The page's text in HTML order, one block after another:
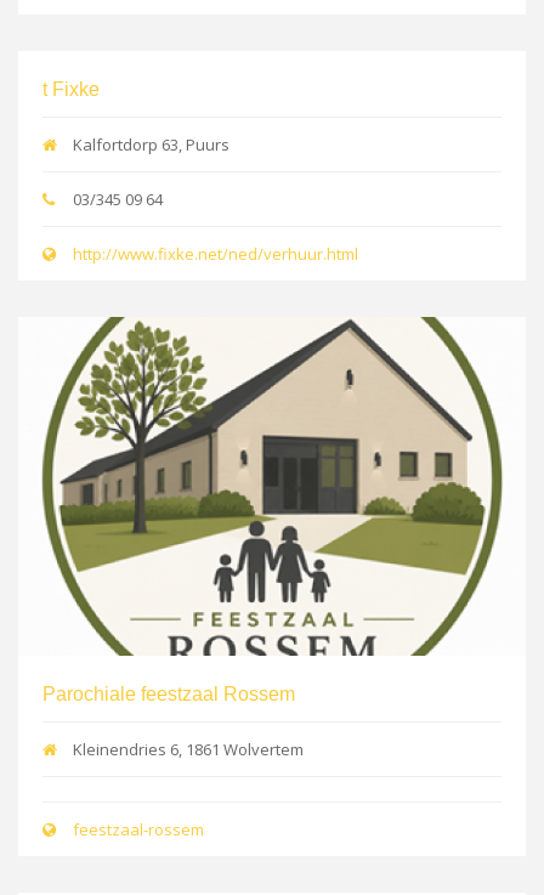
t Fixke
Kalfortdorp 63, Puurs
03/345 09 64
http://www.fixke.net/ned/verhuur.html
Parochiale feestzaal Rossem
Kleinendries 6, 1861 Wolvertem
feestzaal-rossem